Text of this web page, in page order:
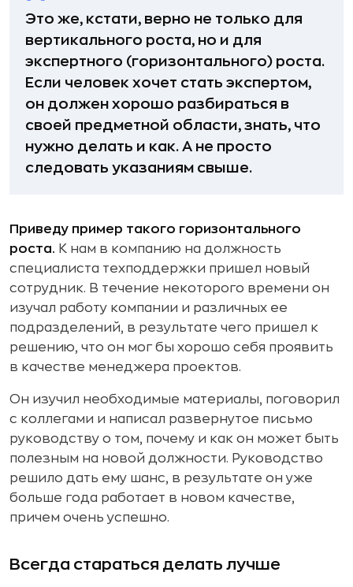
Это же, кстати, верно не только для
вертикального роста, но и для
экспертного (горизонтального) роста.
Если человек хочет стать экспертом,
он должен хорошо разбираться в
своей предметной области, знать, что
нужно делать и как. А не просто
следовать указаниям свыше.
Приведу пример такого горизонтального
роста. К нам в компанию на должность
специалиста техподдержки пришел новый
сотрудник. В течение некоторого времени он
изучал работу компании и различных ее
подразделений, в результате чего пришел к
решению, что он мог бы хорошо себя проявить
в качестве менеджера проектов.
Он изучил необходимые материалы, поговорил
с коллегами и написал развернутое письмо
руководству о том, почему и как он может быть
полезным на новой должности. Руководство
решило дать ему шанс, в результате он уже
больше года работает в новом качестве,
причем очень успешно.
Всегда стараться делать лучше